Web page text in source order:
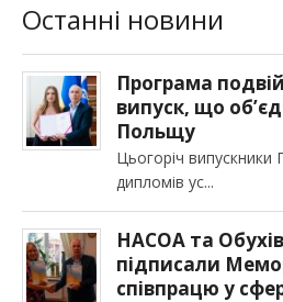
Останні новини
Програма
випуск, що
Польщу
Цьогоріч випускники
дипломів ус
НАСОА та
підписали
співпрацю у